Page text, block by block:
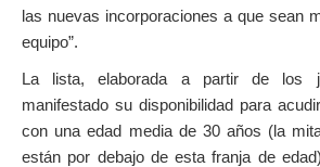
las nuevas incorporaciones a que sean
equipo”.
La lista, elaborada a partir de los
manifestado su disponibilidad para
con una edad media de 30 años (la
están por debajo de esta franja de